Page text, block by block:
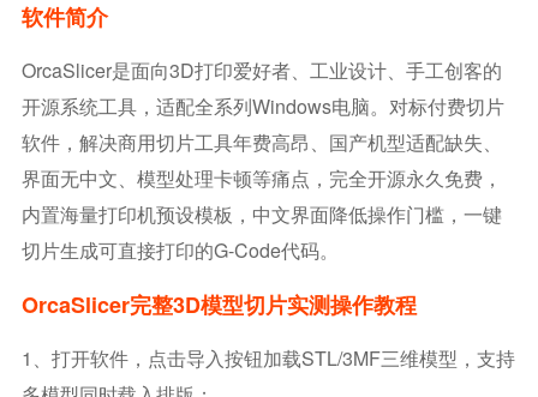
软件简介
OrcaSlicer是面向3D打印爱好者、工业设计、手工创客的
开源系统工具，适配全系列Windows电脑。对标付费切片
软件，解决商用切片工具年费高昂、国产机型适配缺失、
界面无中文、模型处理卡顿等痛点，完全开源永久免费，
内置海量打印机预设模板，中文界面降低操作门槛，一键
切片生成可直接打印的G-Code代码。
OrcaSlicer完整3D模型切片实测操作教程
1、打开软件，点击导入按钮加载STL/3MF三维模型，支持